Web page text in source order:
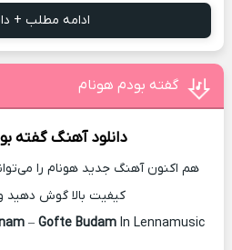
ادامه مطلب +
گفته بودم هونام
دانلود آهنگ گفته
هم اکنون آهنگ جدید هونام را
کیفیت بالا گوش دهید و
– Gofte Budam In Lennamusic